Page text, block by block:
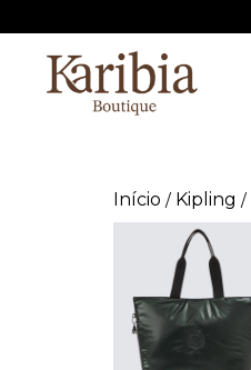
Início / Kipling /